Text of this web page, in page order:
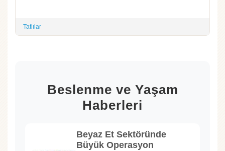
Tatlılar
Beslenme ve Yaşam
Haberleri
Beyaz Et Sektöründe
Büyük Operasyon